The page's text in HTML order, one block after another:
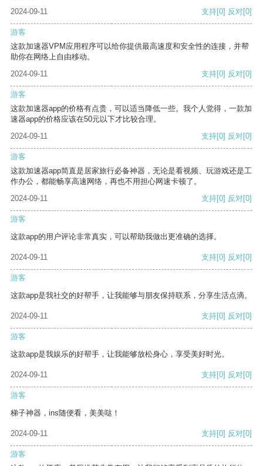
2024-09-11
支持[0] 反对[0]
游客
这款加速器VPM应用程序可以给你提供最高速度和安全性的连接，并帮
助你在网络上自由移动。
2024-09-11
支持[0] 反对[0]
游客
这款加速器app的价格有点贵，可以适当降低一些。我个人觉得，一款加
速器app的价格应该在50元以下才比较合理。
2024-09-11
支持[0] 反对[0]
游客
这款加速器app简直是居家旅行必备神器，无论是看视频、玩游戏还是工
作办公，都能畅享高速网络，再也不用担心网速卡顿了。
2024-09-11
支持[0] 反对[0]
游客
这款app的用户评论非常真实，可以帮助我做出更准确的选择。
2024-09-11 支持[0] 反对[0]
游客
这款app是我社交的好帮手，让我能够与朋友保持联系，分享生活点滴。
2024-09-11 支持[0] 反对[0]
游客
这款app是我娱乐的好帮手，让我能够放松身心，享受美好时光。
2024-09-11 支持[0] 反对[0]
游客
梯子神器，ins随便看，美美哒！
2024-09-11 支持[0] 反对[0]
游客